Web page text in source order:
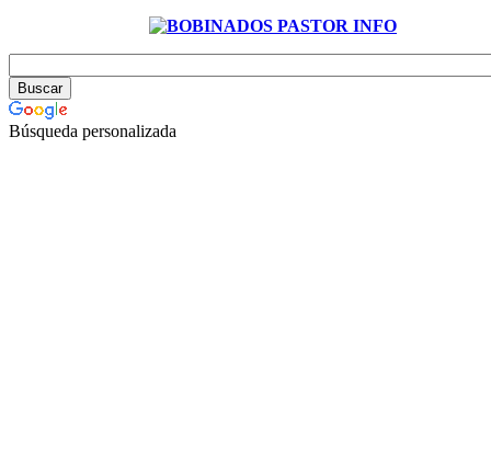
Búsqueda personalizada